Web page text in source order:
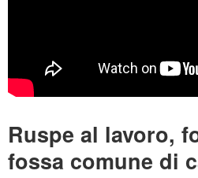
Ruspe al lavoro,
fossa comune di